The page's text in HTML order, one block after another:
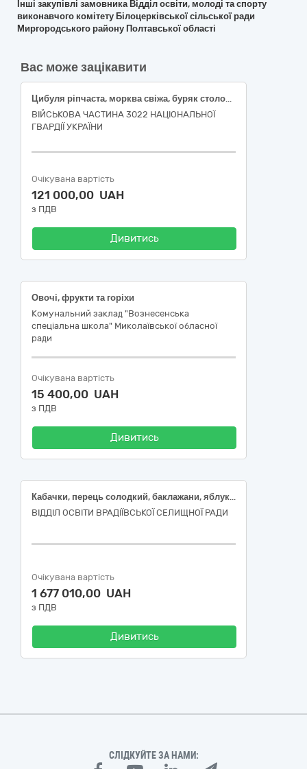
Інші закупівлі замовника Відділ освіти, молоді та спорту
виконавчого комітету Білоцерківської сільської ради
Миргородського району Полтавської області
Вас може зацікавити
Цибуля ріпчаста, морква свіжа, буряк столовий свіжий
ВІЙСЬКОВА ЧАСТИНА 3022 НАЦІОНАЛЬНОЇ
ГВАРДІЇ УКРАЇНИ
Очікувана вартість
121 000,00 UAH
з ПДВ
Дивитись
Овочі, фрукти та горіхи
Комунальний заклад "Вознесенська
спеціальна школа" Миколаївської обласної
ради
Очікувана вартість
15 400,00 UAH
з ПДВ
Дивитись
Кабачки, перець солодкий, баклажани, яблука, апельсини, банани, капуста білокачанна, морква, буряк, помідори, гарбуз, огірки, цибуля, виноград, мандарини, сливи, лимони, зелена цибуля, часник свіжий, петрушка свіжа, кріп свіжий, груша, капуста цвітна, капуста рання молода, капуста пекінка, баклажани, персики, абрикоси ДК 021:2015 03220000-9 Овочі, фрукти та горіхи
ВІДДІЛ ОСВІТИ ВРАДІЇВСЬКОЇ СЕЛИЩНОЇ РАДИ
Очікувана вартість
1 677 010,00 UAH
з ПДВ
Дивитись
СЛІДКУЙТЕ ЗА НАМИ: